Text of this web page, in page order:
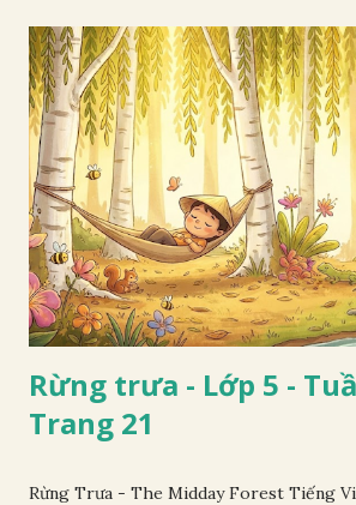
Rừng trưa - Lớp 5 -
Trang 21
Rừng Trưa - The Midday Forest Tiếng